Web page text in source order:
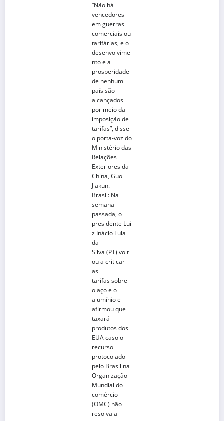
“Não há
vencedores
em guerras
comerciais ou
tarifárias, e o
desenvolvime
nto e a
prosperidade
de nenhum
país são
alcançados
por meio da
imposição de
tarifas”, disse
o porta-voz do
Ministério das
Relações
Exteriores da
China, Guo
Jiakun.
Brasil: Na
semana
passada, o
presidente Lui
z Inácio Lula
da
Silva (PT) volt
ou a criticar
as
tarifas sobre
o aço e o
alumínio e
afirmou que
taxará
produtos dos
EUA caso o
recurso
protocolado
pelo Brasil na
Organização
Mundial do
comércio
(OMC) não
resolva a